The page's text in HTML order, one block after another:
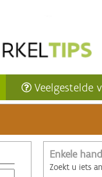
Veelgestelde
Enkele
Zoekt u iets